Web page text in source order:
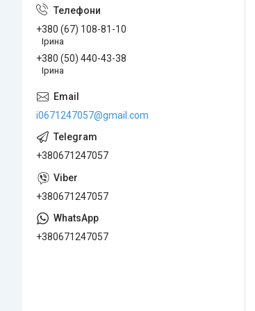
+380 (67) 108-81-10
Ірина
+380 (50) 440-43-38
Ірина
i0671247057@gmail.com
+380671247057
+380671247057
+380671247057